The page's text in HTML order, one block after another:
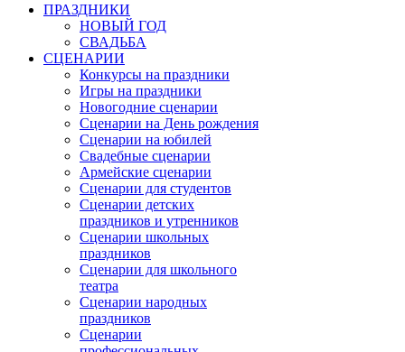
ПРАЗДНИКИ
НОВЫЙ ГОД
СВАДЬБА
СЦЕНАРИИ
Конкурсы на праздники
Игры на праздники
Новогодние сценарии
Сценарии на День рождения
Сценарии на юбилей
Свадебные сценарии
Армейские сценарии
Сценарии для студентов
Сценарии детских
праздников и утренников
Сценарии школьных
праздников
Сценарии для школьного
театра
Сценарии народных
праздников
Сценарии